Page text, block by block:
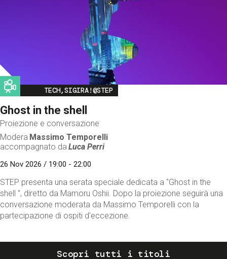
Image
TECH,SIGIRA!@STEP
Ghost in the shell
Proiezione e conversazione
Modera Massimo Temporelli
accompagnato da Luca Perri
26 Nov 2026 / 19:00 - 22:00
STEP presenta una serata speciale dedicata a "Ghost in the
shell ", diretto da Mamoru Oshii. Dopo la proiezione seguirà una
conversazione moderata da Massimo Temporelli con la
partecipazione di ospiti d'eccezione.
Scopri tutti i titoli